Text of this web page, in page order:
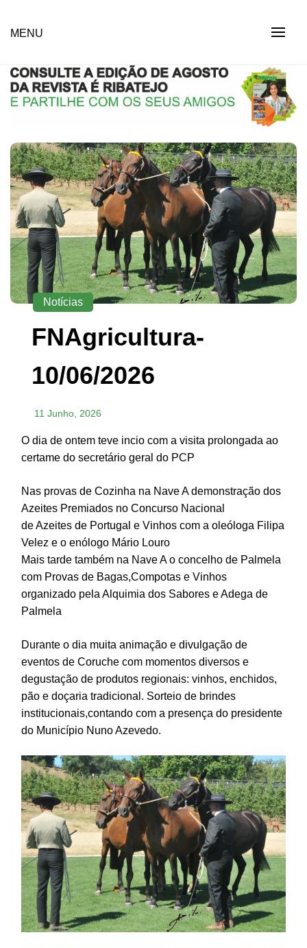
É RIBATEJO – REVISTA
SOCIAL ONLINE
MENU
Notícias
FNAgricultura-
10/06/2026
11 Junho, 2026
O dia de ontem teve incio com a visita prolongada ao
certame do secretário geral do PCP
Nas provas de Cozinha na Nave A demonstração dos
Azeites Premiados no Concurso Nacional
de Azeites de Portugal e Vinhos com a oleóloga Filipa
Velez e o enólogo Mário Louro
Mais tarde também na Nave A o concelho de Palmela
com Provas de Bagas,Compotas e Vinhos
organizado pela Alquimia dos Sabores e Adega de
Palmela
Durante o dia muita animação e divulgação de
eventos de Coruche com momentos diversos e
degustação de produtos regionais: vinhos, enchidos,
pão e doçaria tradicional. Sorteio de brindes
institucionais,contando com a presença do presidente
do Município Nuno Azevedo.